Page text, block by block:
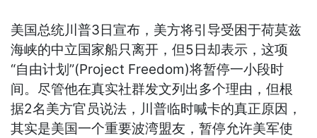
美国总统川普3日宣布，美方将引导受困于荷莫兹
海峡的中立国家船只离开，但5日却表示，这项
“自由计划”(Project Freedom)将暂停一小段时
间。尽管他在真实社群发文列出多个理由，但根
据2名美方官员说法，川普临时喊卡的真正原因，
其实是美国一个重要波湾盟友，暂停允许美军使